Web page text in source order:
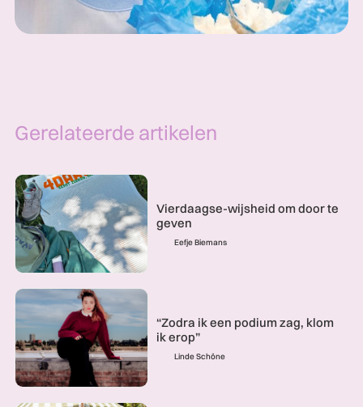
Gerelateerde artikelen
Vierdaagse-wijsheid om door te
geven
Eefje Biemans
“Zodra ik een podium zag, klom
ik erop”
Linde Schöne